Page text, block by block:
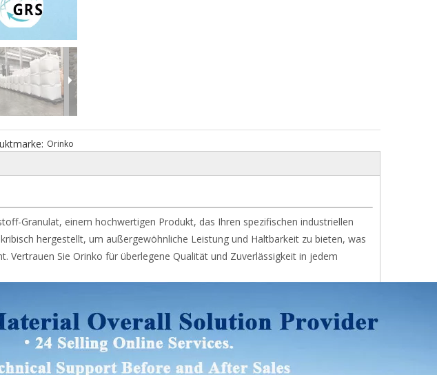
Orinko
Granulat, einem hochwertigen Produkt, das Ihren spezifischen industriellen
hergestellt, um außergewöhnliche Leistung und Haltbarkeit zu bieten, was
Vertrauen Sie Orinko für überlegene Qualität und Zuverlässigkeit in jedem